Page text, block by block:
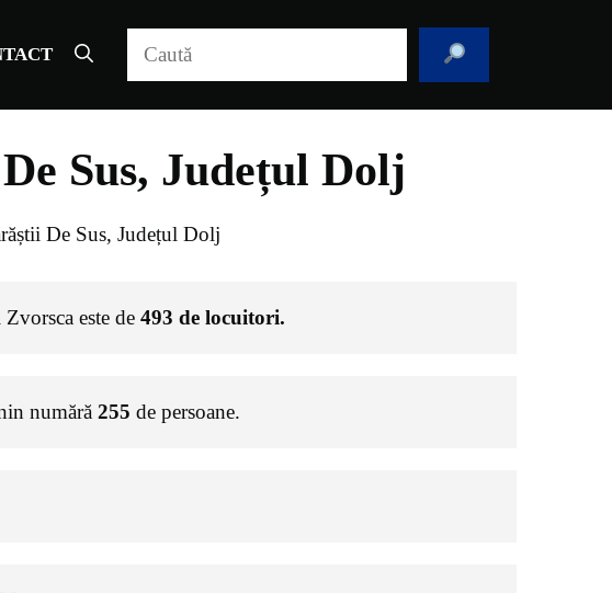
Sus, Județul Dolj
De Sus, Județul Dolj
este de 493 de locuitori.
numără 255 de persoane.